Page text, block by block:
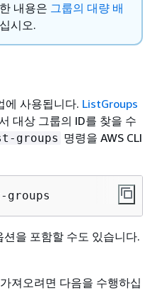
내용은 그룹의 대량 배
시오.
에 사용됩니다. ListGroups
대상 그룹의 ID를 찾을 수
groups 명령을 AWS CLI
션을 포함할 수도 있습니다.
져오려면 다음을 수행하십